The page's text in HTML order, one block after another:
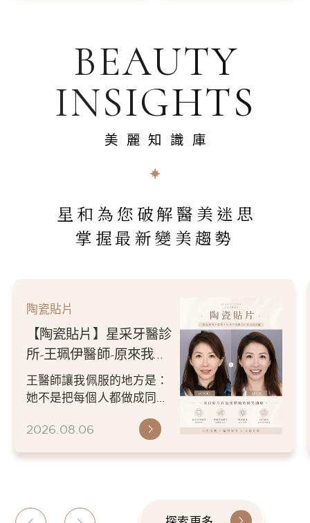
BEAUTY
INSIGHTS
美麗知識庫
星和為您破解醫美迷思
掌握最新變美趨勢
陶瓷貼片
【陶瓷貼片】星采牙醫診
所-王珮伊醫師-原來我的
不愛笑，只是不喜歡自己
原本的牙齒
王醫師讓我佩服的地方是：
她不是把每個人都做成同一
更適合自己的樣子。 現...
2026.08.06